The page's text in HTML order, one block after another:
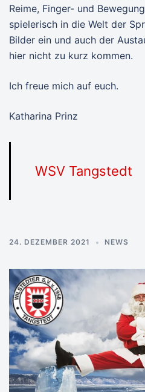
Reime, Finger- und
spielerisch in die Welt der
Bilder ein und auch der
hier nicht zu kurz kommen.
Ich freue mich auf euch.
Katharina Prinz
WSV Tangstedt
24. DEZEMBER 2021 NEWS